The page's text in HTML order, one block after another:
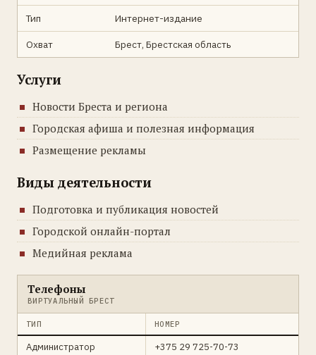
Тип Интернет-издание
Охват Брест, Брестская область
Услуги
Новости Бреста и региона
Городская афиша и полезная информация
Размещение рекламы
Виды деятельности
Подготовка и публикация новостей
Городской онлайн-портал
Медийная реклама
Телефоны
ВИРТУАЛЬНЫЙ БРЕСТ
ТИП НОМЕР
Администратор +375 29 725-70-73